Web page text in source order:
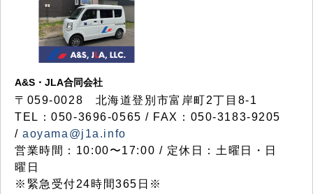
A&S・JLA合同会社
〒 059-0028 北海道登別市富岸町2丁目 8-1
TEL：050-3696-0565 / FAX：050-3183-9205
/aoyama@j1a.info
営業時間：10:00〜17:00 / 定休日：土曜日・日
曜日
※緊急受付24時間365日※